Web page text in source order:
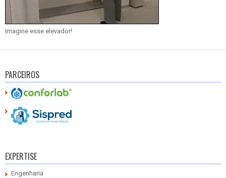
Imagine esse elevador!
PARCEIROS
EXPERTISE
Engenharia